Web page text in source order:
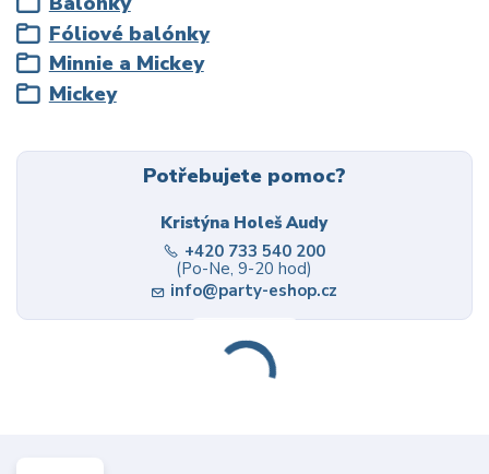
Fóliové balónky
Minnie a Mickey
Mickey
Potřebujete pomoc?
Kristýna Holeš Audy
+420 733 540 200
(Po-Ne, 9-20 hod)
info@party-eshop.cz